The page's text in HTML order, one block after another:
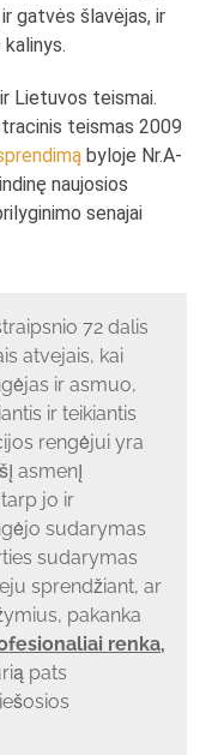
gatvės šlavėjas, ir
Lietuvos teismai.
teismas 2009
byloje Nr.A-
naujosios
senajai
72 dalis
atvejais, kai
ir asmuo,
ir teikiantis
rengėjui yra
asmenį
jo ir
sudarymas
sudarymas
sprendžiant, ar
pakanka
renka,
pats